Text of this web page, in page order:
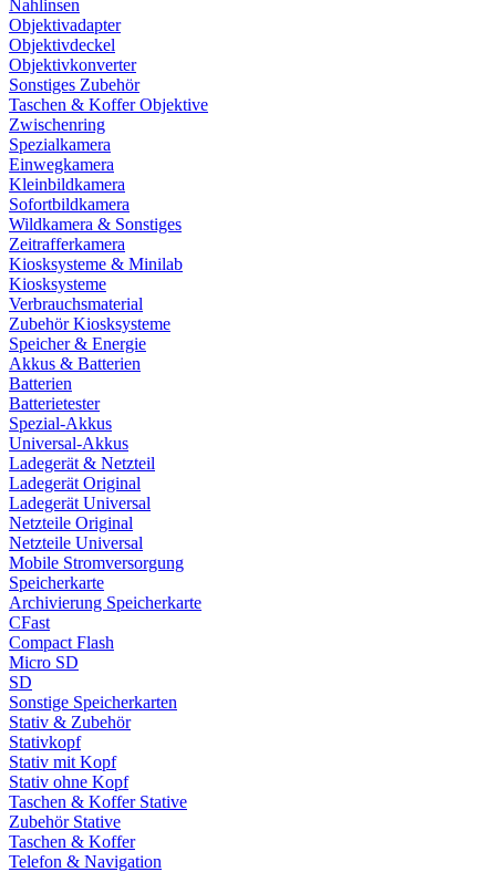
Nahlinsen
Objektivadapter
Objektivdeckel
Objektivkonverter
Sonstiges Zubehör
Taschen & Koffer Objektive
Zwischenring
Spezialkamera
Einwegkamera
Kleinbildkamera
Sofortbildkamera
Wildkamera & Sonstiges
Zeitrafferkamera
Kiosksysteme & Minilab
Kiosksysteme
Verbrauchsmaterial
Zubehör Kiosksysteme
Speicher & Energie
Akkus & Batterien
Batterien
Batterietester
Spezial-Akkus
Universal-Akkus
Ladegerät & Netzteil
Ladegerät Original
Ladegerät Universal
Netzteile Original
Netzteile Universal
Mobile Stromversorgung
Speicherkarte
Archivierung Speicherkarte
CFast
Compact Flash
Micro SD
SD
Sonstige Speicherkarten
Stativ & Zubehör
Stativkopf
Stativ mit Kopf
Stativ ohne Kopf
Taschen & Koffer Stative
Zubehör Stative
Taschen & Koffer
Telefon & Navigation